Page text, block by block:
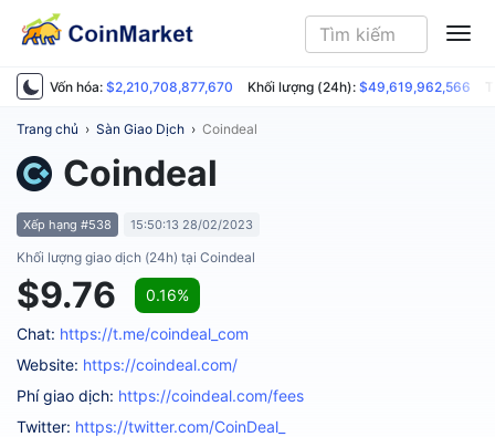
Vốn hóa: $2,210,708,877,670 Khối lượng (24h): $49,619,962,566
Trang chủ › Sàn Giao Dịch › Coindeal
Coindeal
Xếp hạng #538 15:50:13 28/02/2023
Khối lượng giao dịch (24h) tại Coindeal
$9.76 0.16%
Chat: https://t.me/coindeal_com
Website: https://coindeal.com/
Phí giao dịch: https://coindeal.com/fees
Twitter: https://twitter.com/CoinDeal_